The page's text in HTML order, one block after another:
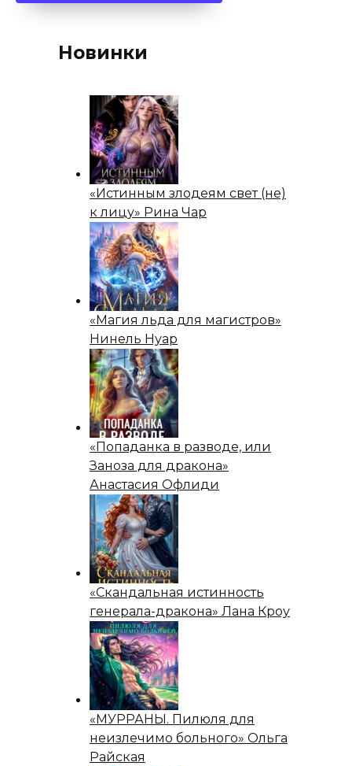
Новинки
«Истинным злодеям свет (не)
к лицу» Рина Чар
«Магия льда для магистров»
Нинель Нуар
«Попаданка в разводе, или
Заноза для дракона»
Анастасия Офлиди
«Скандальная истинность
генерала-дракона» Лана Кроу
«МУРРАНЫ. Пилюля для
неизлечимо больного» Ольга
Райская